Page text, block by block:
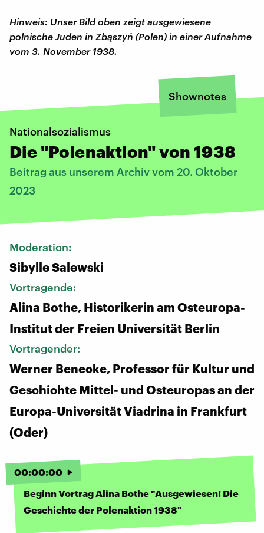
Hinweis: Unser Bild oben zeigt ausgewiesene
polnische Juden in Zbąszyń (Polen) in einer Aufnahme
vom 3. November 1938.
Shownotes
Nationalsozialismus
Die "Polenaktion" von 1938
Beitrag aus unserem Archiv vom 20. Oktober
2023
Moderation:
Sibylle Salewski
Vortragende:
Alina Bothe, Historikerin am Osteuropa-
Institut der Freien Universität Berlin
Vortragender:
Werner Benecke, Professor für Kultur und
Geschichte Mittel- und Osteuropas an der
Europa-Universität Viadrina in Frankfurt
(Oder)
00:00:00
Beginn Vortrag Alina Bothe "Ausgewiesen! Die
Geschichte der Polenaktion 1938"